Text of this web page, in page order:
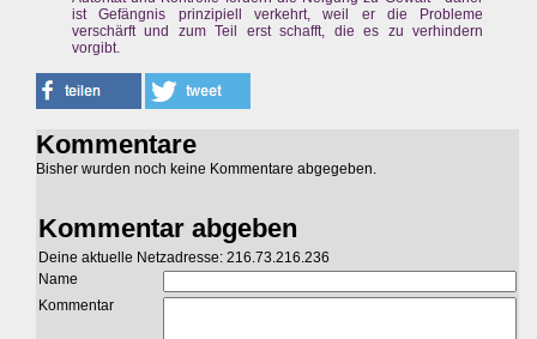
ist Gefängnis prinzipiell verkehrt, weil er die Probleme
verschärft und zum Teil erst schafft, die es zu verhindern
vorgibt.
Kommentare
Bisher wurden noch keine Kommentare abgegeben.
Kommentar abgeben
Deine aktuelle Netzadresse: 216.73.216.236
Name
Kommentar